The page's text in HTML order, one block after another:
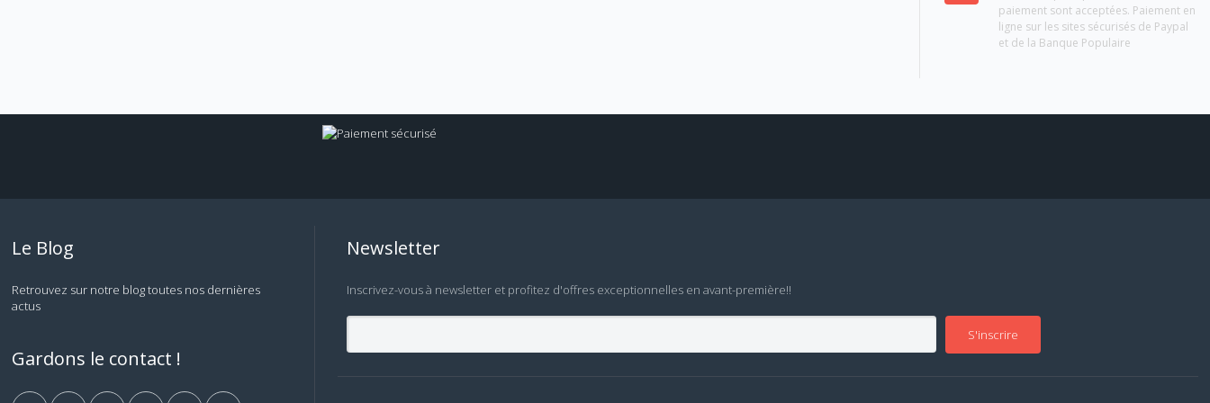
paiement sont acceptées. Paiement en
ligne sur les sites sécurisés de Paypal
et de la Banque Populaire
Le Blog
Retrouvez sur notre blog toutes nos dernières
actus
Gardons le contact !
Newsletter
Inscrivez-vous à newsletter et profitez d'offres exceptionnelles en avant-première!!
S'inscrire